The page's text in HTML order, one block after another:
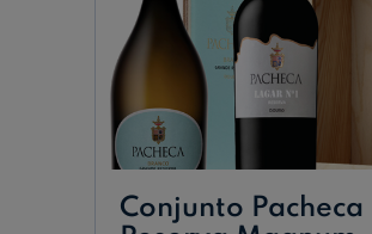
Conjunto Pacheca